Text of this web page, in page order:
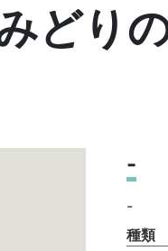
どり
-
-
種類